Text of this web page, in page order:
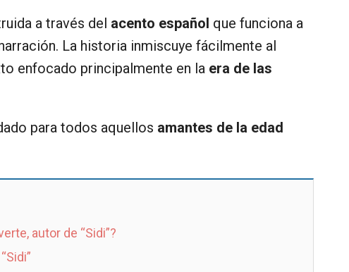
a través del acento español que funciona a
La historia inmiscuye fácilmente al
enfocado principalmente en la era de las
para todos aquellos amantes de la edad
autor de “Sidi”?